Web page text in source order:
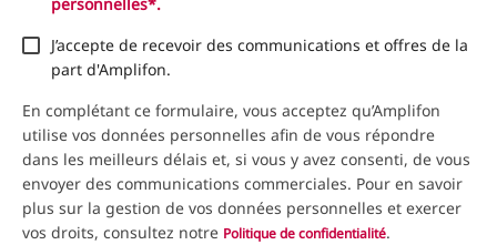
J’accepte de recevoir des communications et offres de la
part d'Amplifon.
En complétant ce formulaire, vous acceptez qu’Amplifon
utilise vos données personnelles afin de vous répondre
dans les meilleurs délais et, si vous y avez consenti, de vous
envoyer des communications commerciales. Pour en savoir
plus sur la gestion de vos données personnelles et exercer
vos droits, consultez notre Politique de confidentialité.